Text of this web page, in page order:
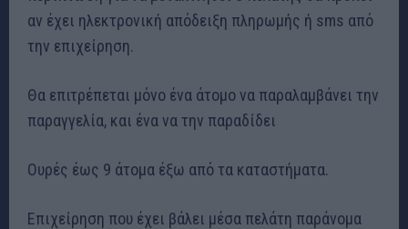
αν έχει ηλεκτρονική απόδειξη πληρωμής ή sms από
την επιχείρηση.
Θα επιτρέπεται μόνο ένα άτομο να παραλαμβάνει την
παραγγελία, και ένα να την παραδίδει
Ουρές έως 9 άτομα έξω από τα καταστήματα.
Επιχείρηση που έχει βάλει μέσα πελάτη παράνομα